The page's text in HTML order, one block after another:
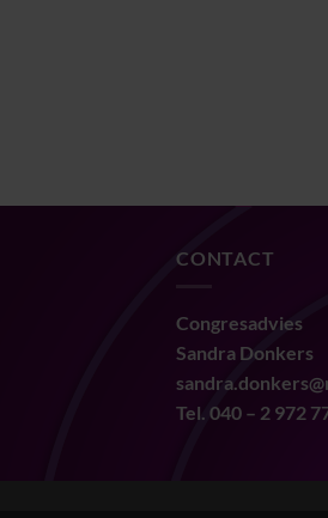
CONTACT
Congresadvies
Sandra Donkers
Tel. 040 – 2 972